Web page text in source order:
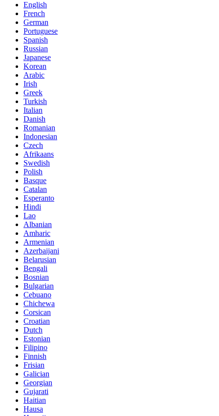
English
French
German
Portuguese
Spanish
Russian
Japanese
Korean
Arabic
Irish
Greek
Turkish
Italian
Danish
Romanian
Indonesian
Czech
Afrikaans
Swedish
Polish
Basque
Catalan
Esperanto
Hindi
Lao
Albanian
Amharic
Armenian
Azerbaijani
Belarusian
Bengali
Bosnian
Bulgarian
Cebuano
Chichewa
Corsican
Croatian
Dutch
Estonian
Filipino
Finnish
Frisian
Galician
Georgian
Gujarati
Haitian
Hausa